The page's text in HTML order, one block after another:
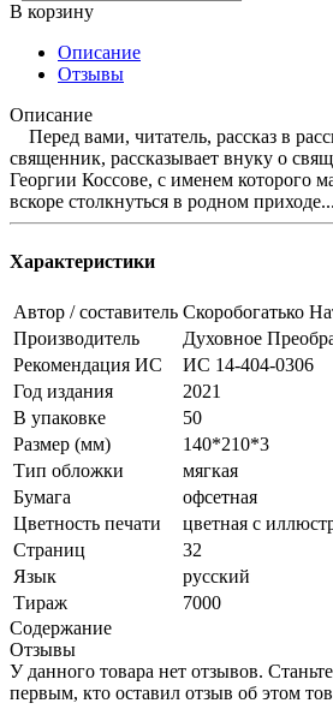
В корзину
Описание
Отзывы
Описание
Перед вами, читатель, рассказ в
священник, рассказывает внуку о
Георгии Коссове, с именем которого
вскоре столкнуться в родном приходе...
Характеристики
Автор / составитель Скоробогатько
Производитель
Духовное
Рекомендация ИС
ИС 14-404-0306
Год издания
2021
В упаковке
50
Размер (мм)
140*210*3
Тип обложки
мягкая
Бумага
офсетная
Цветность печати
цветная с
Страниц
32
Язык
русский
Тираж
7000
Содержание
Отзывы
У данного товара нет отзывов. Станьте
первым, кто оставил отзыв об этом